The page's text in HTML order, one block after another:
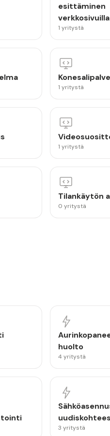
esittäminen
verkkosivuilla
1 yritystä
1 yritystä
1 yritystä
Tilankäytön
0 yritystä
huolto
4 yritystä
3 yritystä